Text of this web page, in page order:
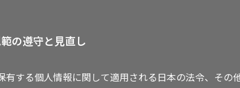
の遵守と見直し
有する個人情報に関して適用される日本の法令、そ